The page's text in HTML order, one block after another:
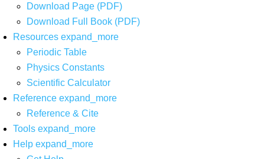
Download Page (PDF)
Download Full Book (PDF)
Resources expand_more
Periodic Table
Physics Constants
Scientific Calculator
Reference expand_more
Reference & Cite
Tools expand_more
Help expand_more